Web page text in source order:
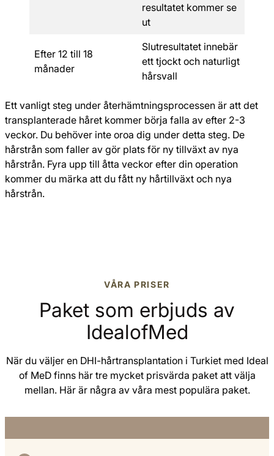
resultatet kommer se
ut
Efter 12 till 18
månader
Slutresultatet innebär
ett tjockt och naturligt
hårsvall
Ett vanligt steg under återhämtningsprocessen är att det
transplanterade håret kommer börja falla av efter 2-3
veckor. Du behöver inte oroa dig under detta steg. De
hårstrån som faller av gör plats för ny tillväxt av nya
hårstrån. Fyra upp till åtta veckor efter din operation
kommer du märka att du fått ny hårtillväxt och nya
hårstrån.
VÅRA PRISER
Paket som erbjuds av
IdealofMed
När du väljer en DHI-hårtransplantation i Turkiet med Ideal
of MeD finns här tre mycket prisvärda paket att välja
mellan. Här är några av våra mest populära paket.